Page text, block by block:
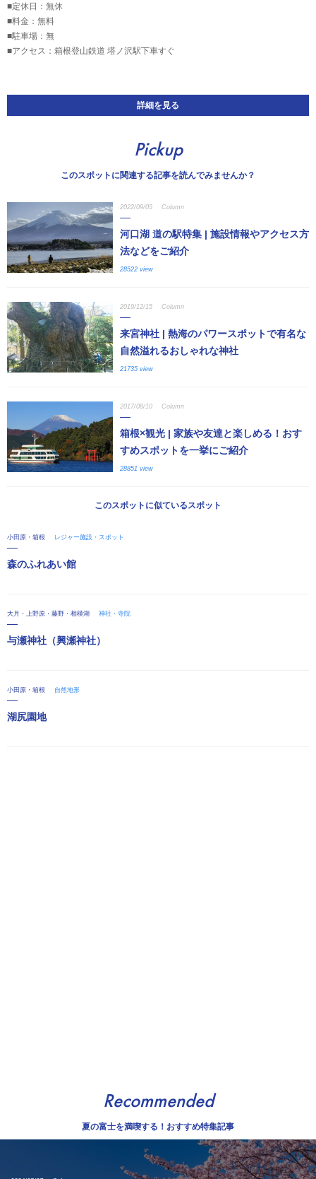
■定休日：無休
■料金：無料
■駐車場：無
■アクセス：箱根登山鉄道 塔ノ沢駅下車すぐ
詳細を見る
Pickup
このスポットに関連する記事を読んでみませんか？
2022/09/05 Column
河口湖 道の駅特集 | 施設情報やアクセス方
法などをご紹介
28522 view
2019/12/15 Column
来宮神社 | 熱海のパワースポットで有名な
自然溢れるおしゃれな神社
21735 view
2017/08/10 Column
箱根×観光 | 家族や友達と楽しめる！おす
すめスポットを一挙にご紹介
28851 view
このスポットに似ているスポット
小田原・箱根 レジャー施設・スポット
森のふれあい館
大月・上野原・藤野・相模湖 神社・寺院
与瀬神社（興瀬神社）
小田原・箱根 自然地形
湖尻園地
Recommended
夏の富士を満喫する！おすすめ特集記事